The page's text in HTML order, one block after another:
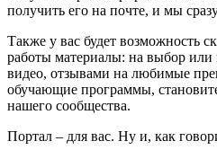
получить его на почте, и мы
Также у вас будет возможность
работы материалы: на выбор или
видео, отзывами на любимые
обучающие программы,
нашего сообщества.
Портал – для вас. Ну и, как